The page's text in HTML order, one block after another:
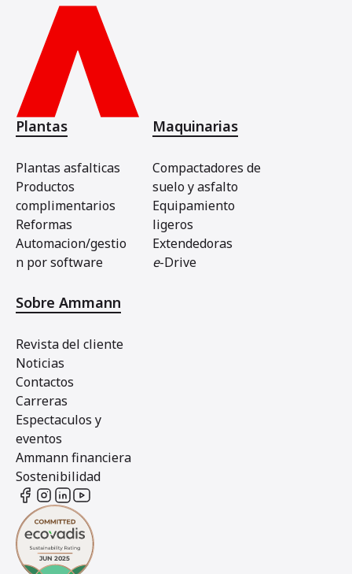
Plantas
Plantas asfalticas
Productos
complimentarios
Reformas
Automacion/gestio
n por software
Maquinarias
Compactadores de
suelo y asfalto
Equipamiento
ligeros
Extendedoras
e-Drive
Sobre Ammann
Revista del cliente
Noticias
Contactos
Carreras
Espectaculos y
eventos
Ammann financiera
Sostenibilidad